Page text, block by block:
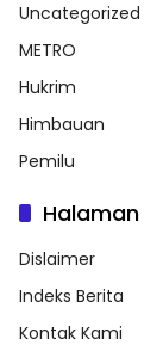
Uncategorized
METRO
Hukrim
Himbauan
Pemilu
Halaman
Dislaimer
Indeks Berita
Kontak Kami